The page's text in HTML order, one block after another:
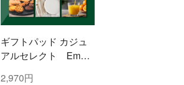
ギフトパッド カジュ
アルセレクト Emera
2,970円